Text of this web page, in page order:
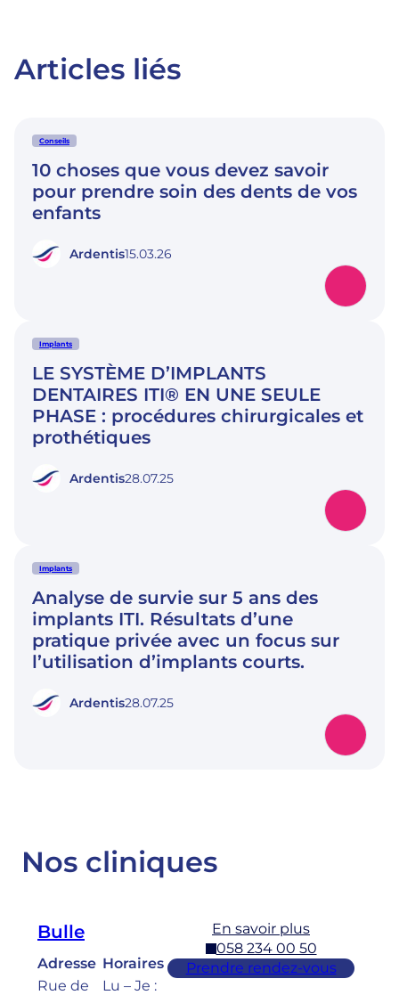
Articles liés
Conseils
10 choses que vous devez savoir
pour prendre soin des dents de vos
enfants
Ardentis15.03.26
Implants
LE SYSTÈME D’IMPLANTS
DENTAIRES ITI® EN UNE SEULE
PHASE : procédures chirurgicales et
prothétiques
Ardentis28.07.25
Implants
Analyse de survie sur 5 ans des
implants ITI. Résultats d’une
pratique privée avec un focus sur
l’utilisation d’implants courts.
Ardentis28.07.25
Nos cliniques
Bulle
Adresse
Rue de
Horaires
Lu – Je :
En savoir plus
058 234 00 50
Prendre rendez-vous